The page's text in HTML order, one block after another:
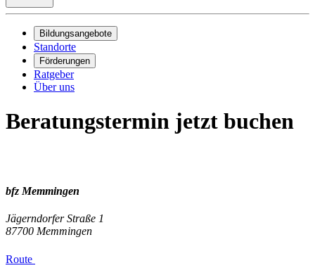
Bildungsangebote
Standorte
Förderungen
Ratgeber
Über uns
Beratungstermin jetzt buchen
bfz Memmingen
Jägerndorfer Straße 1
87700 Memmingen
Route